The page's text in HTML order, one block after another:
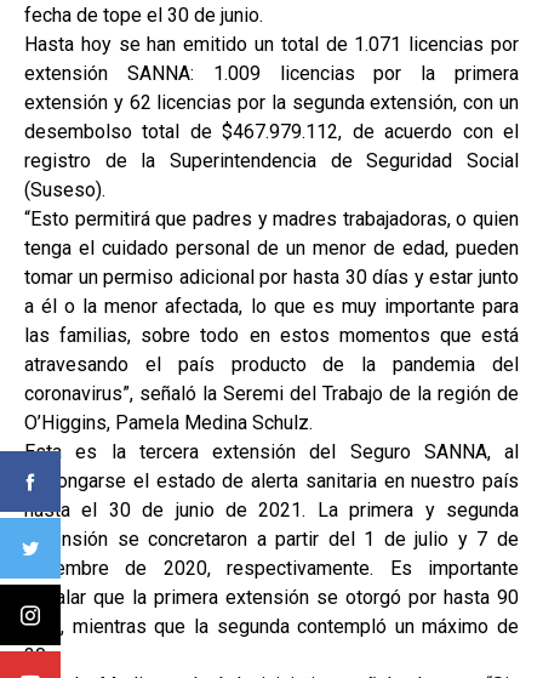
fecha de tope el 30 de junio.
Hasta hoy se han emitido un total de 1.071 licencias por
extensión SANNA: 1.009 licencias por la primera
extensión y 62 licencias por la segunda extensión, con un
desembolso total de $467.979.112, de acuerdo con el
registro de la Superintendencia de Seguridad Social
(Suseso).
“Esto permitirá que padres y madres trabajadoras, o quien
tenga el cuidado personal de un menor de edad, pueden
tomar un permiso adicional por hasta 30 días y estar junto
a él o la menor afectada, lo que es muy importante para
las familias, sobre todo en estos momentos que está
atravesando el país producto de la pandemia del
coronavirus”, señaló la Seremi del Trabajo de la región de
O’Higgins, Pamela Medina Schulz.
Esta es la tercera extensión del Seguro SANNA, al
prolongarse el estado de alerta sanitaria en nuestro país
hasta el 30 de junio de 2021. La primera y segunda
extensión se concretaron a partir del 1 de julio y 7 de
diciembre de 2020, respectivamente. Es importante
señalar que la primera extensión se otorgó por hasta 90
días, mientras que la segunda contempló un máximo de
30.